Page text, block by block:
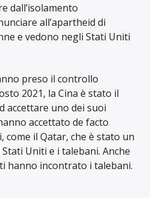
dall’isolamento
all’apartheid di
e vedono negli Stati Uniti
preso il controllo
2021, la Cina è stato il
accettare uno dei suoi
accettato de facto
il Qatar, che è stato un
Uniti e i talebani. Anche
hanno incontrato i talebani.